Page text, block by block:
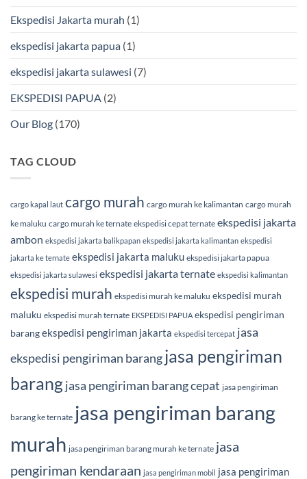
Ekspedisi Jakarta murah (1)
ekspedisi jakarta papua (1)
ekspedisi jakarta sulawesi (7)
EKSPEDISI PAPUA (2)
Our Blog (170)
TAG CLOUD
cargo kapal laut cargo murah cargo murah ke kalimantan cargo murah
ke maluku cargo murah ke ternate ekspedisi cepat ternate ekspedisi jakarta
ambon ekspedisi jakarta balikpapan ekspedisi jakarta kalimantan ekspedisi
jakarta ke ternate ekspedisi jakarta maluku ekspedisi jakarta papua
ekspedisi jakarta sulawesi ekspedisi jakarta ternate ekspedisi kalimantan
ekspedisi murah ekspedisi murah ke maluku ekspedisi murah
maluku ekspedisi murah ternate EKSPEDISI PAPUA ekspedisi pengiriman
barangekspedisi pengiriman jakarta ekspedisi tercepat jasa
ekspedisi pengiriman barangjasa pengiriman
barangjasa pengiriman barang cepat jasa pengiriman
barang ke ternate jasa pengiriman barang
murah jasa pengiriman barang murah ke ternate jasa
pengiriman kendaraan jasa pengiriman mobil jasa pengiriman